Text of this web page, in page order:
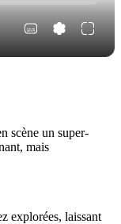
scène un super-
mais
explorées, laissant